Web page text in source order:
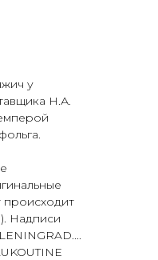
у
Н.А.
происходит
Надписи